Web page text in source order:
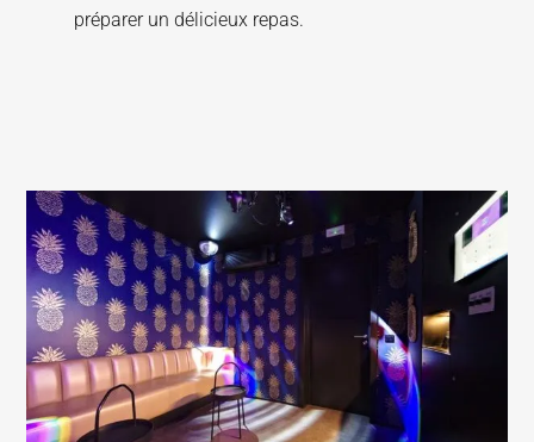
préparer un délicieux repas.